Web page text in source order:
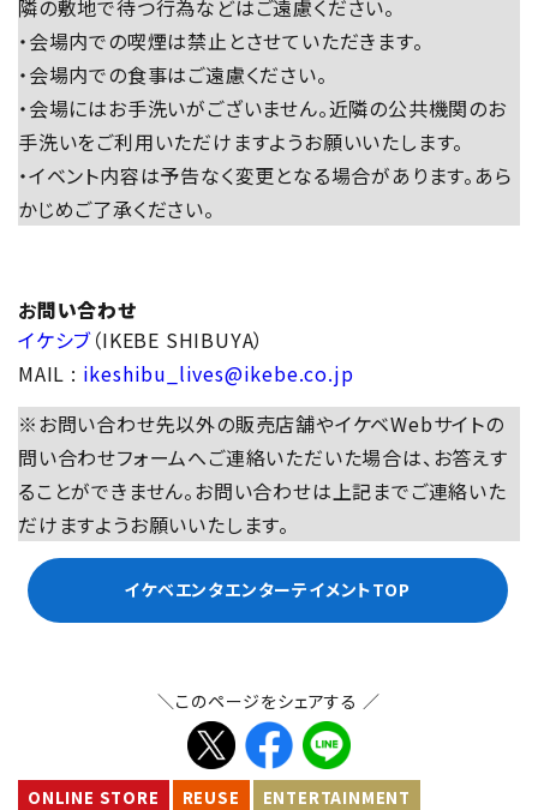
隣の敷地で待つ行為などはご遠慮ください。
・会場内での喫煙は禁止とさせていただきます。
・会場内での食事はご遠慮ください。
・会場にはお手洗いがございません。近隣の公共機関のお
手洗いをご利用いただけますようお願いいたします。
・イベント内容は予告なく変更となる場合があります。あら
かじめご了承ください。
お問い合わせ
イケシブ（IKEBE SHIBUYA）
MAIL : ikeshibu_lives@ikebe.co.jp
※お問い合わせ先以外の販売店舗やイケベWebサイトの
問い合わせフォームへご連絡いただいた場合は、お答えす
ることができません。お問い合わせは上記までご連絡いた
だけますようお願いいたします。
イケベエンタエンターテイメントTOP
＼このページをシェアする ／
ONLINE STORE REUSE ENTERTAINMENT